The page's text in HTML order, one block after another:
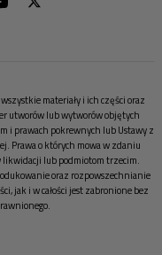
materiały i ich części oraz
utworów lub wytworów objętych
i prawach pokrewnych lub Ustawy z
Prawa o których mowa w zdaniu
likwidacji lub podmiotom trzecim.
oraz rozpowszechnianie
jak i w całości jest zabronione bez